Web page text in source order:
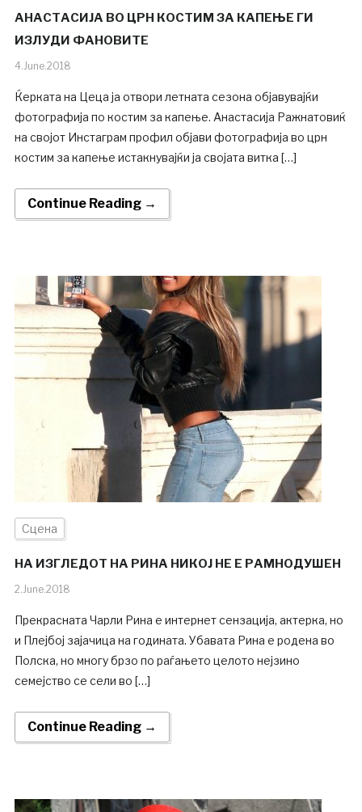
АНАСТАСИЈА ВО ЦРН КОСТИМ ЗА КАПЕЊЕ ГИ
ИЗЛУДИ ФАНОВИТЕ
4.June.2018
Ќерката на Цеца ја отвори летната сезона објавувајќи
фотографија по костим за капење. Анастасија Ражнатовиќ
на својот Инстаграм профил објави фотографија во црн
костим за капење истакнувајќи ја својата витка […]
Continue Reading →
Сцена
НА ИЗГЛЕДОТ НА РИНА НИКОЈ НЕ Е РАМНОДУШЕН
2.June.2018
Прекрасната Чарли Рина е интернет сензација, актерка, но
и Плејбој зајачица на годината. Убавата Рина е родена во
Полска, но многу брзо по раѓањето целото нејзино
семејство се сели во […]
Continue Reading →